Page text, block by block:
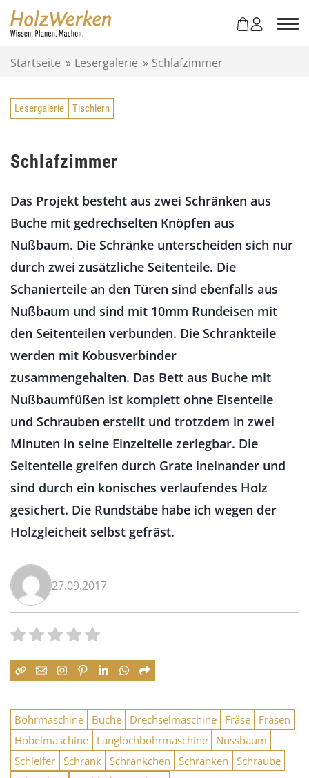
Startseite » Lesergalerie » Schlafzimmer
Lesergalerie Tischlern
Schlafzimmer
Das Projekt besteht aus zwei Schränken aus
Buche mit gedrechselten Knöpfen aus
Nußbaum. Die Schränke unterscheiden sich nur
durch zwei zusätzliche Seitenteile. Die
Schanierteile an den Türen sind ebenfalls aus
Nußbaum und sind mit 10mm Rundeisen mit
den Seitenteilen verbunden. Die Schrankteile
werden mit Kobusverbinder
zusammengehalten. Das Bett aus Buche mit
Nußbaumfüßen ist komplett ohne Eisenteile
und Schrauben erstellt und trotzdem in zwei
Minuten in seine Einzelteile zerlegbar. Die
Seitenteile greifen durch Grate ineinander und
sind durch ein konisches verlaufendes Holz
gesichert. Die Rundstäbe habe ich wegen der
Holzgleicheit selbst gefräst.
27.09.2017
Bohrmaschine Buche Drechselmaschine Fräse
Fräsen
Hobelmaschine
Langlochbohrmaschine
Nussbaum
Schleifer Schrank Schränkchen Schränken
Schraube